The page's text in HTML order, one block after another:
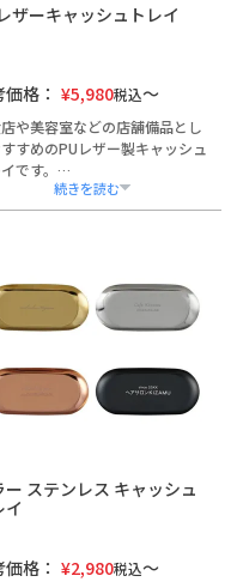
ザーキャッシュトレイ
格： ¥5,980税込
や美容室などの店舗備品とし
すめのPUレザー製キャッシュ
です。
なレザー調の質感と実用性を兼
たデザインで、幅広い業種の
の名入れ加工に対応しており、
祝いや周年記念品としてもご活
性に優れ、お手入れも簡単なPU
ー素材を採用。
・ラッピング・手提げ袋にも対
法人向けアイテムです。
ー ステンレス キャッシュ
イ
格： ¥2,980税込